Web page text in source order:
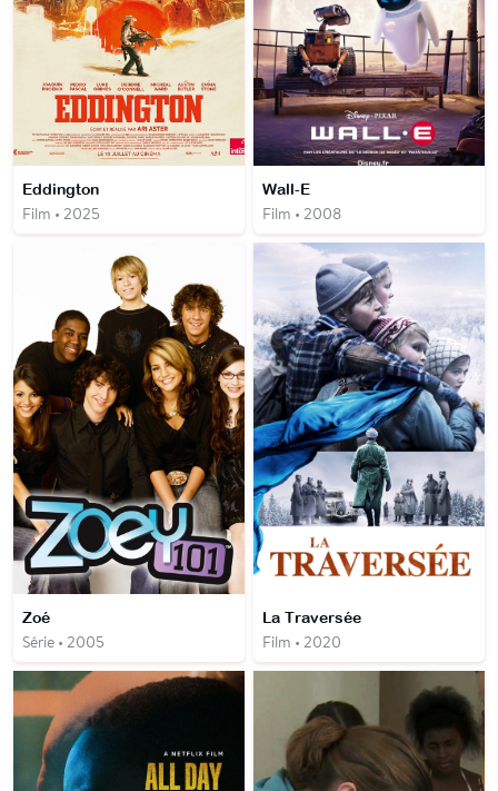
Eddington
Film • 2025
Wall-E
Film • 2008
Zoé
Série • 2005
La Traversée
Film • 2020